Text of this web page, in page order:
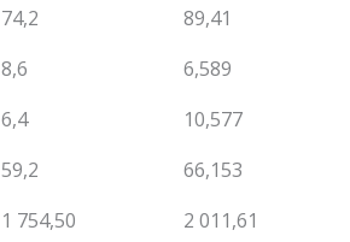
74,2 89,41
8,6 6,589
6,4 10,577
59,2 66,153
1 754,50 2 011,61